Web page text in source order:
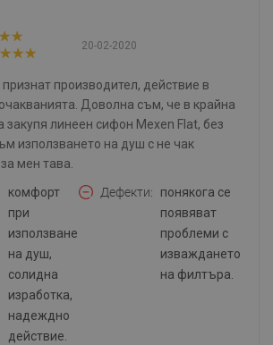
20-02-2020
признат производител, действие в
Доволна съм, че в крайна
закупя линеен сифон Mexen Flat, без
използването на душ с не чак
мен тава.
комфорт
при
използване
на душ,
солидна
изработка,
надеждно
действие.
Дефекти
понякога се
появяват
проблеми с
изваждането
на филтъра.